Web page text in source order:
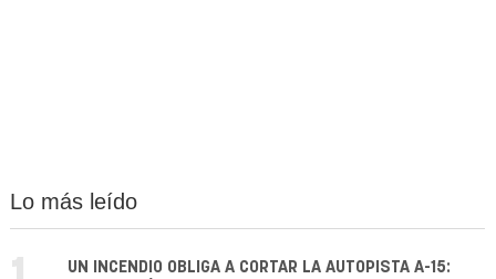
Lo más leído
UN INCENDIO OBLIGA A CORTAR LA AUTOPISTA A-15: